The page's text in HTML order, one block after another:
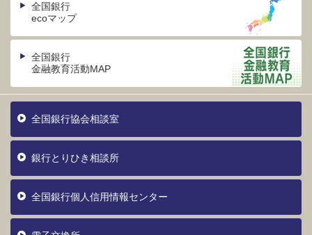
全国銀行
ecoマップ
全国銀行
金融教育活動MAP
全国銀行協会相談室
銀行とりひき相談所
全国銀行個人信用情報センター